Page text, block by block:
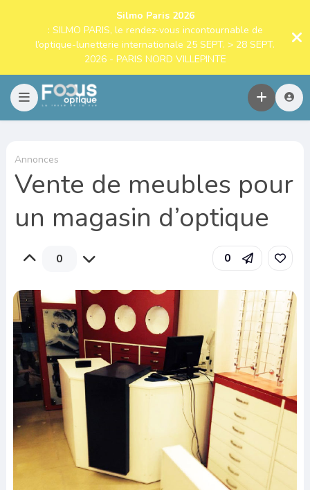
Silmo Paris 2026
: SILMO PARIS, le rendez-vous incontournable de
l’optique-lunetterie internationale 25 SEPT. > 28 SEPT.
2026 - PARIS NORD VILLEPINTE
Annonces
Vente de meubles pour
un magasin d’optique
0 0